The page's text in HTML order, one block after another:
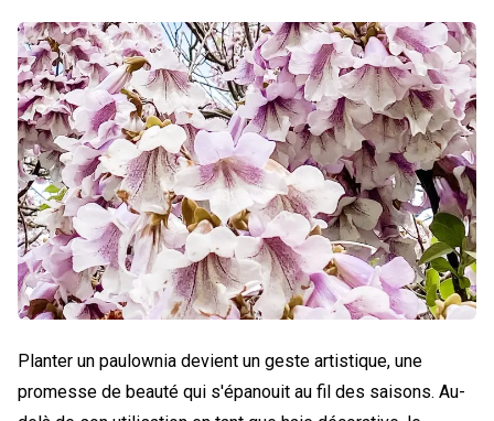
Planter un paulownia devient un geste artistique, une
promesse de beauté qui s'épanouit au fil des saisons. Au-